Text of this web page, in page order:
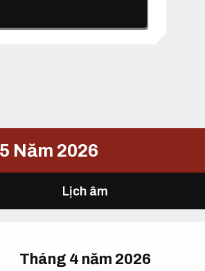
Năm 2026
Lịch âm
Tháng 4 năm 2026